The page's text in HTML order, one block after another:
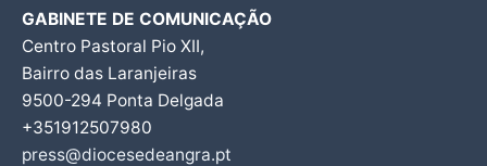
GABINETE DE COMUNICAÇÃO
Centro Pastoral Pio XII,
Bairro das Laranjeiras
9500-294 Ponta Delgada
+351912507980
press@diocesedeangra.pt